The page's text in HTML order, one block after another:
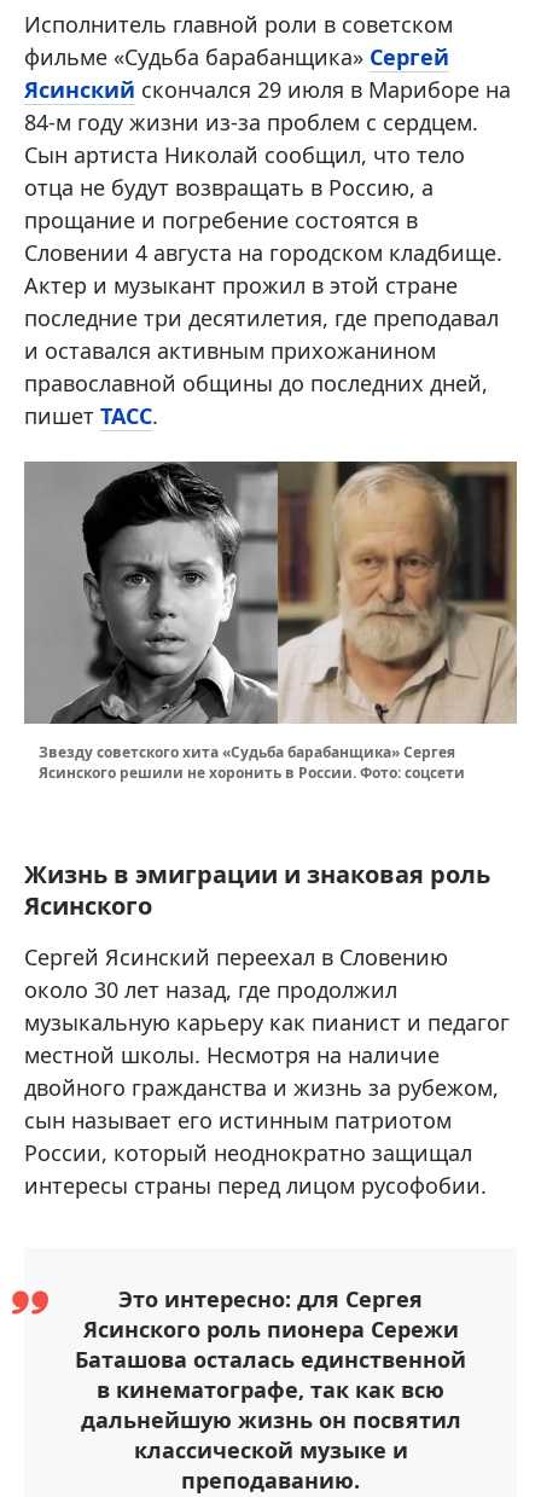
Исполнитель главной роли в советском
фильме «Судьба барабанщика» Сергей
Ясинский скончался 29 июля в Мариборе на
84-м году жизни из-за проблем с сердцем.
Сын артиста Николай сообщил, что тело
отца не будут возвращать в Россию, а
прощание и погребение состоятся в
Словении 4 августа на городском кладбище.
Актер и музыкант прожил в этой стране
последние три десятилетия, где преподавал
и оставался активным прихожанином
православной общины до последних дней,
пишет ТАСС.
Звезду советского хита «Судьба барабанщика» Сергея
Ясинского решили не хоронить в России. Фото: соцсети
Жизнь в эмиграции и знаковая роль
Ясинского
Сергей Ясинский переехал в Словению
около 30 лет назад, где продолжил
музыкальную карьеру как пианист и педагог
местной школы. Несмотря на наличие
двойного гражданства и жизнь за рубежом,
сын называет его истинным патриотом
России, который неоднократно защищал
интересы страны перед лицом русофобии.
Это интересно: для Сергея
Ясинского роль пионера Сережи
Баташова осталась единственной
в кинематографе, так как всю
дальнейшую жизнь он посвятил
классической музыке и
преподаванию.